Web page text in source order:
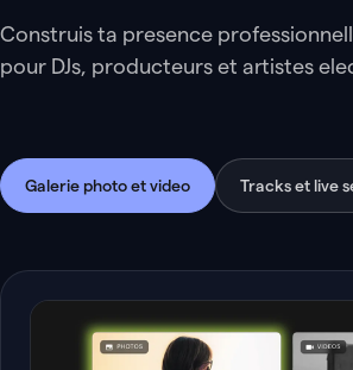
Construis ta presence
pour DJs, producteurs et artistes
Galerie photo et video Tracks et live